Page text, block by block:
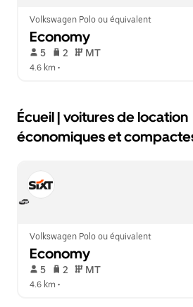
calendrier.
Volkswagen Polo ou équivalent
Economy
5 2 MT
4.6 km •
Écueil | voitures de location
économiques et
Volkswagen Polo ou équivalent
Economy
5 2 MT
4.6 km •